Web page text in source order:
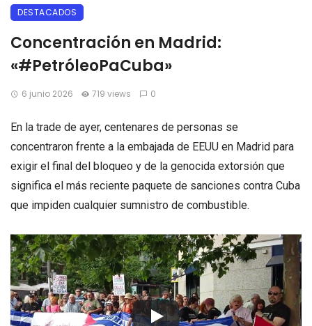
DESTACADOS
Concentración en Madrid:
«#PetróleoPaCuba»
6 junio 2026 719 views 0
En la trade de ayer, centenares de personas se
concentraron frente a la embajada de EEUU en Madrid para
exigir el final del bloqueo y de la genocida extorsión que
significa el más reciente paquete de sanciones contra Cuba
que impiden cualquier sumnistro de combustible.